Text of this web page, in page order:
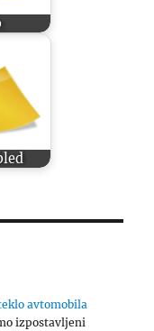
avtomobila
izpostavljeni